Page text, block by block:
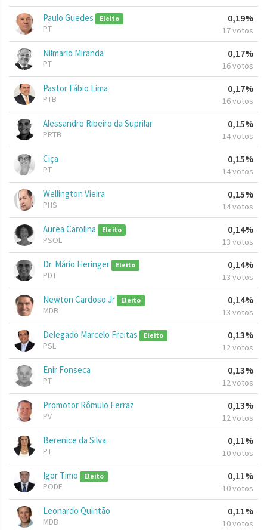
Paulo Guedes Eleito
PT
0,19%
17 votos
Nilmario Miranda
PT
0,17%
16 votos
Pastor Fábio Lima
PTB
0,17%
16 votos
Alessandro Ribeiro da Suprilar
PRTB
0,15%
14 votos
Ciça
PT
0,15%
14 votos
Wellington Vieira
PHS
0,15%
14 votos
Aurea Carolina Eleito
PSOL
0,14%
13 votos
Dr. Mário Heringer Eleito
PDT
0,14%
13 votos
Newton Cardoso Jr Eleito
MDB
0,14%
13 votos
Delegado Marcelo Freitas Eleito
PSL
0,13%
12 votos
Enir Fonseca
PT
0,13%
12 votos
Promotor Rômulo Ferraz
PV
0,13%
12 votos
Berenice da Silva
PT
0,11%
10 votos
Igor Timo Eleito
PODE
0,11%
10 votos
Leonardo Quintão
MDB
0,11%
10 votos